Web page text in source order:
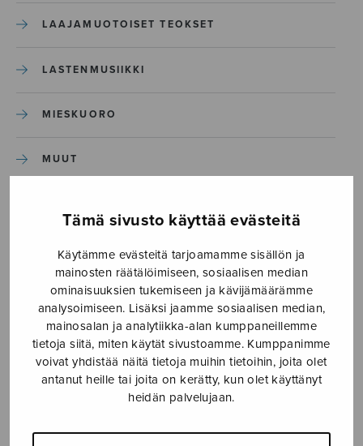
Tämä sivusto käyttää evästeitä
Käytämme evästeitä tarjoamamme sisällön ja
mainosten räätälöimiseen, sosiaalisen median
ominaisuuksien tukemiseen ja kävijämäärämme
analysoimiseen. Lisäksi jaamme sosiaalisen median,
mainosalan ja analytiikka-alan kumppaneillemme
tietoja siitä, miten käytät sivustoamme. Kumppanimme
voivat yhdistää näitä tietoja muihin tietoihin, joita olet
antanut heille tai joita on kerätty, kun olet käyttänyt
heidän palvelujaan.
LAAJAMUOTOISET TEOKSET
LASTENMUSIIKKI
MIESKUORO
MUUT
SEKAKUORO
SOITINKOULUT JA OPPAAT
SOITINMUSIIKKI
YKSINLAULU
YLEINEN